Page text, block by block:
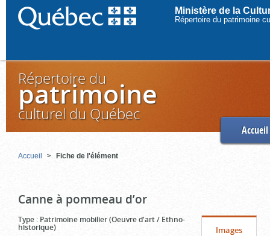
Ministère de la
Répertoire du patrimoine
Répertoire du
patrimoine
culturel du Québec
Accueil
Accueil Fiche de l'élément
Canne à pommeau d’or
Type : Patrimoine mobilier (Oeuvre d'art / Ethno-
historique) Onglet
Images(cliquer